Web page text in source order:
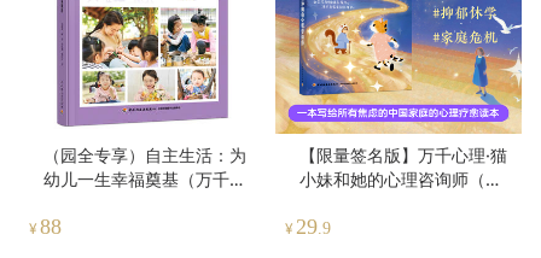
（园全专享）自主生活：为
幼儿一生幸福奠基（万千教
¥ 88
【限量签名版】万千心理·猫
小妹和她的心理咨询师（全
¥ 29.9